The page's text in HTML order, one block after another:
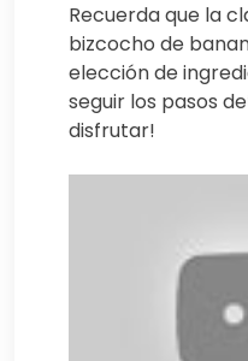
Recuerda que la
bizcocho de
elección de
seguir los pasos
disfrutar!